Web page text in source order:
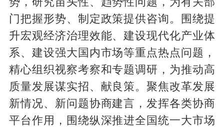
门把握形势、制定政策提供咨询。围绕提
升宏观经济治理效能、建设现代化产业体
系、建设强大国内市场等重点热点问题，
精心组织视察考察和专题调研，为推动高
质量发展谋实招、献良策。聚焦改革发展
新情况、新问题协商建言，发挥各类协商
平台作用，围绕纵深推进全国统一大市场